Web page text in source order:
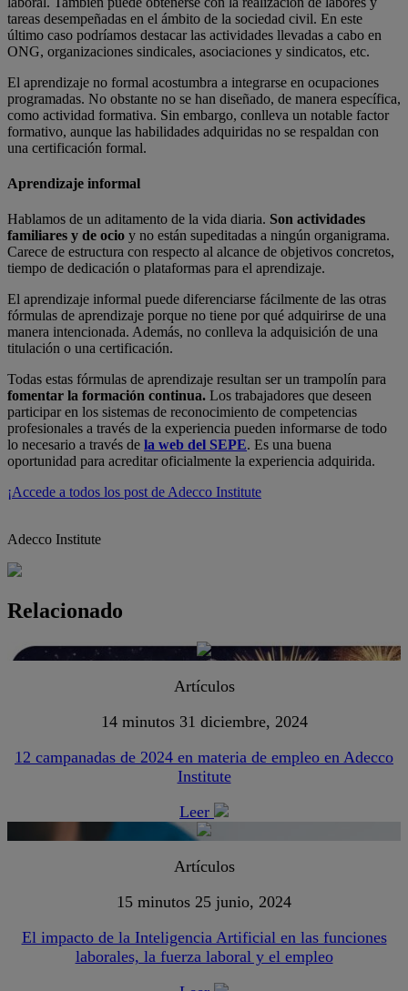
tareas desempeñadas en el ámbito de la sociedad civil. En este
último caso podríamos destacar las actividades llevadas a cabo en
ONG, organizaciones sindicales, asociaciones y sindicatos, etc.
El aprendizaje no formal acostumbra a integrarse en ocupaciones
programadas. No obstante no se han diseñado, de manera específica,
como actividad formativa. Sin embargo, conlleva un notable factor
formativo, aunque las habilidades adquiridas no se respaldan con
una certificación formal.
Aprendizaje informal
Hablamos de un aditamento de la vida diaria. Son actividades
familiares y de ocio y no están supeditadas a ningún organigrama.
Carece de estructura con respecto al alcance de objetivos concretos,
tiempo de dedicación o plataformas para el aprendizaje.
El aprendizaje informal puede diferenciarse fácilmente de las otras
fórmulas de aprendizaje porque no tiene por qué adquirirse de una
manera intencionada. Además, no conlleva la adquisición de una
titulación o una certificación.
Todas estas fórmulas de aprendizaje resultan ser un trampolín para
fomentar la formación continua. Los trabajadores que deseen
participar en los sistemas de reconocimiento de competencias
profesionales a través de la experiencia pueden informarse de todo
lo necesario a través de la web del SEPE. Es una buena
oportunidad para acreditar oficialmente la experiencia adquirida.
¡Accede a todos los post de Adecco Institute
Adecco Institute
Relacionado
Artículos
14 minutos 31 diciembre, 2024
12 campanadas de 2024 en materia de empleo en Adecco
Institute
Leer
Artículos
15 minutos 25 junio, 2024
El impacto de la Inteligencia Artificial en las funciones
laborales, la fuerza laboral y el empleo